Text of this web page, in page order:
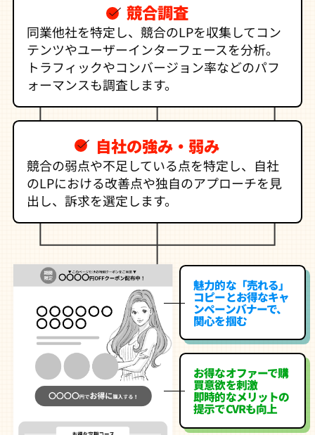
競合調査
同業他社を特定し、競合のLPを収集してコン
テンツやユーザーインターフェースを分析。
トラフィックやコンバージョン率などのパフ
ォーマンスも調査します。
自社の強み・弱み
競合の弱点や不足している点を特定し、自社
のLPにおける改善点や独自のアプローチを見
出し、訴求を選定します。
魅力的な「売れる」
コピーとお得なキャ
ンペーンバナーで、
関心を掴む
お得なオファーで購
買意欲を刺激
即時的なメリットの
提示でCVRも向上